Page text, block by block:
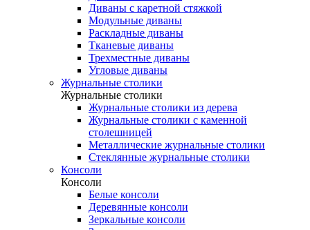
Диваны с каретной стяжкой
Модульные диваны
Раскладные диваны
Тканевые диваны
Трехместные диваны
Угловые диваны
Журнальные столики
Журнальные столики
Журнальные столики из дерева
Журнальные столики с каменной
столешницей
Металлические журнальные столики
Стеклянные журнальные столики
Консоли
Консоли
Белые консоли
Деревянные консоли
Зеркальные консоли